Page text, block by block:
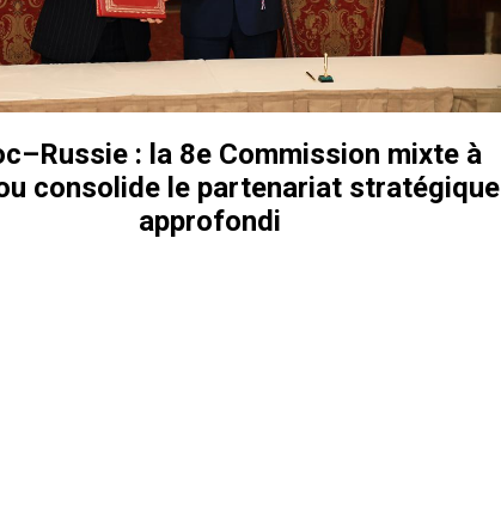
: la 8e Commission mixte à
consolide le partenariat stratégique
approfondi